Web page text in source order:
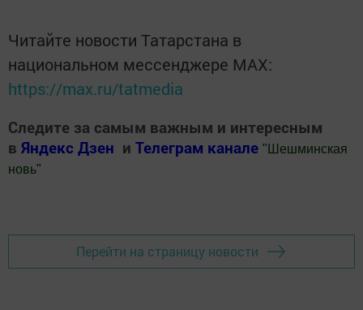
Читайте новости Татарстана в
национальном мессенджере MАХ:
https://max.ru/tatmedia
Следите за самым важным и интересным
в Яндекс Дзен и Телеграм канале " Шешминская
новь"
Перейти на страницу новости